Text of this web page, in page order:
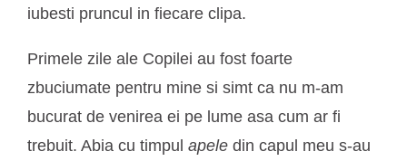
iubesti pruncul in fiecare clipa.
Primele zile ale Copilei au fost foarte
zbuciumate pentru mine si simt ca nu m-am
bucurat de venirea ei pe lume asa cum ar fi
trebuit. Abia cu timpul apele din capul meu s-au